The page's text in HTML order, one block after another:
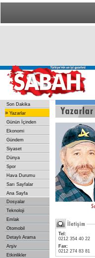
Son Dakika
» Yazarlar
Günün İçinden
Ekonomi
Gündem
Siyaset
Dünya
Spor
Hava Durumu
Sarı Sayfalar
Ana Sayfa
Dosyalar
Teknoloji
Emlak
Otomobil
Detaylı Arama
Arşiv
Etkinlikler
Tel:
0212 354 40 22
Fax:
0212 274 83 81